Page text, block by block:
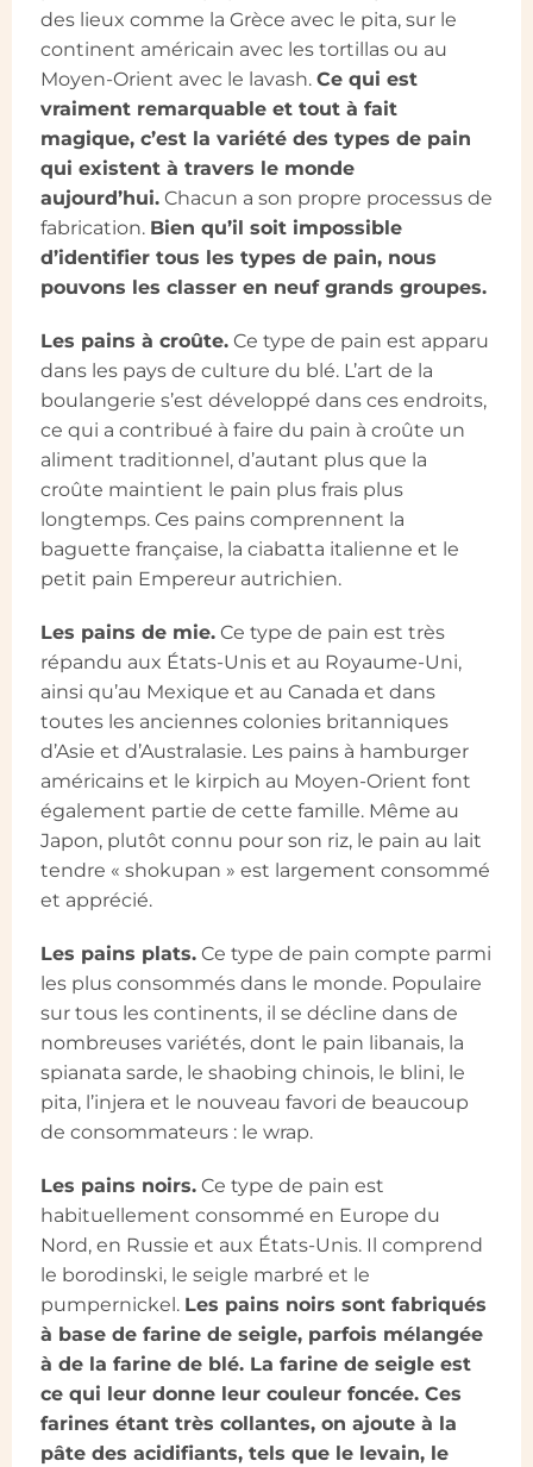
des lieux comme la Grèce avec le pita, sur le
continent américain avec les tortillas ou au
Moyen-Orient avec le lavash. Ce qui est
vraiment remarquable et tout à fait
magique, c’est la variété des types de pain
qui existent à travers le monde
aujourd’hui. Chacun a son propre processus de
fabrication. Bien qu’il soit impossible
d’identifier tous les types de pain, nous
pouvons les classer en neuf grands groupes.
Les pains à croûte. Ce type de pain est apparu
dans les pays de culture du blé. L’art de la
boulangerie s’est développé dans ces endroits,
ce qui a contribué à faire du pain à croûte un
aliment traditionnel, d’autant plus que la
croûte maintient le pain plus frais plus
longtemps. Ces pains comprennent la
baguette française, la ciabatta italienne et le
petit pain Empereur autrichien.
Les pains de mie. Ce type de pain est très
répandu aux États-Unis et au Royaume-Uni,
ainsi qu’au Mexique et au Canada et dans
toutes les anciennes colonies britanniques
d’Asie et d’Australasie. Les pains à hamburger
américains et le kirpich au Moyen-Orient font
également partie de cette famille. Même au
Japon, plutôt connu pour son riz, le pain au lait
tendre « shokupan » est largement consommé
et apprécié.
Les pains plats. Ce type de pain compte parmi
les plus consommés dans le monde. Populaire
sur tous les continents, il se décline dans de
nombreuses variétés, dont le pain libanais, la
spianata sarde, le shaobing chinois, le blini, le
pita, l’injera et le nouveau favori de beaucoup
de consommateurs : le wrap.
Les pains noirs. Ce type de pain est
habituellement consommé en Europe du
Nord, en Russie et aux États-Unis. Il comprend
le borodinski, le seigle marbré et le
pumpernickel. Les pains noirs sont fabriqués
à base de farine de seigle, parfois mélangée
à de la farine de blé. La farine de seigle est
ce qui leur donne leur couleur foncée. Ces
farines étant très collantes, on ajoute à la
pâte des acidifiants, tels que le levain, le